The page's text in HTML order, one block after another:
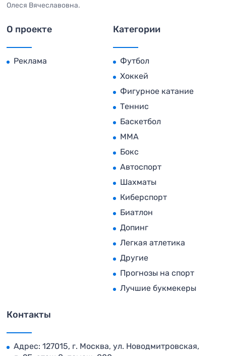
Олеся Вячеславовна.
О проекте
Реклама
Категории
Футбол
Хоккей
Фигурное катание
Теннис
Баскетбол
MMA
Бокс
Автоспорт
Шахматы
Киберспорт
Биатлон
Допинг
Легкая атлетика
Другие
Прогнозы на спорт
Лучшие букмекеры
Контакты
Адрес: 127015, г. Москва, ул. Новодмитровская,